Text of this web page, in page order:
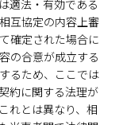
適法・有効である
互協定の内容上審
確定された場合に
の合意が成立する
るため、ここでは
約に関する法理が
れとは異なり、相